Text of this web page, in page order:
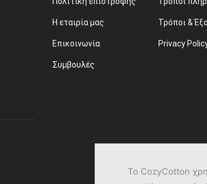
Η εταιρία μας
Επικοινωνία
Συμβουλές
Τρόποι &
Privacy
Το CozyCotton